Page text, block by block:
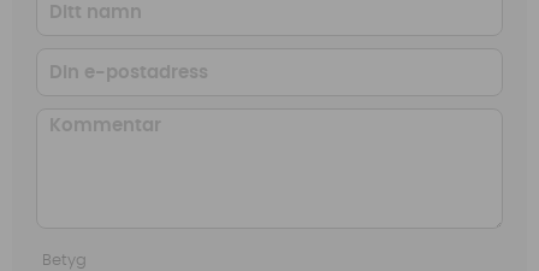
Betyg